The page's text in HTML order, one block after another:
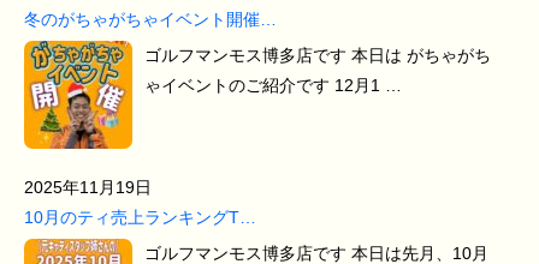
冬のがちゃがちゃイベント開催…
ゴルフマンモス博多店です 本日は がちゃがち
ゃイベントのご紹介です 12月1 …
2025年11月19日
10月のティ売上ランキングT…
ゴルフマンモス博多店です 本日は先月、10月